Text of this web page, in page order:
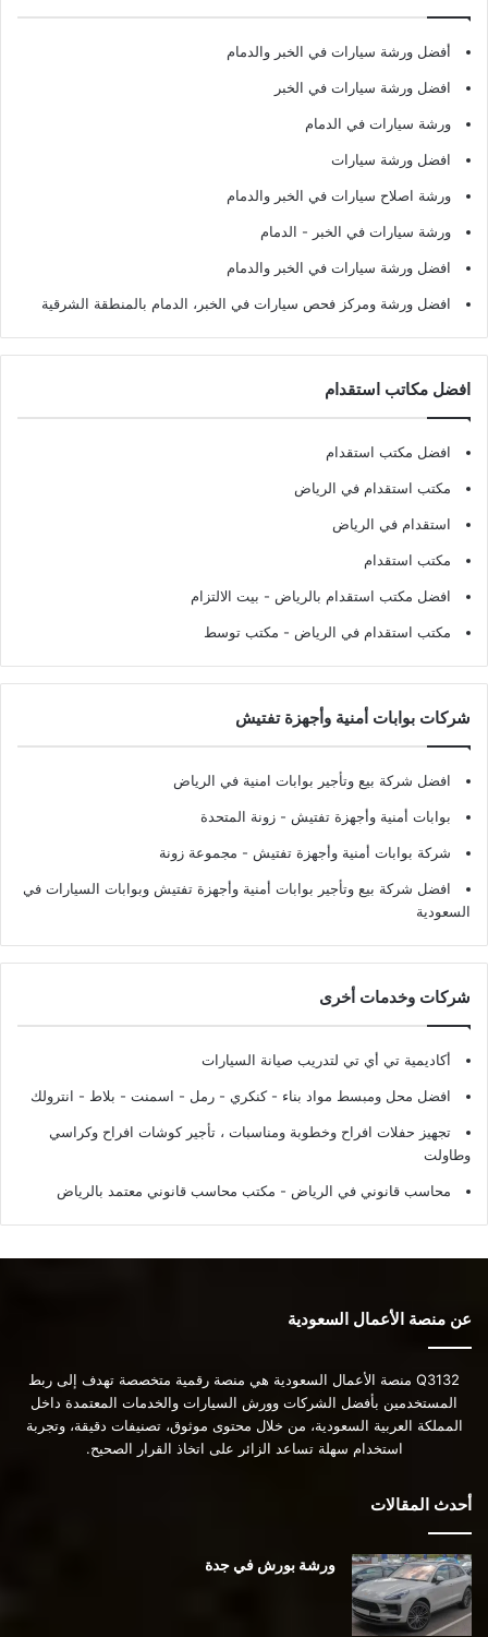
أفضل ورشة سيارات في الخبر والدمام
افضل ورشة سيارات في الخبر
ورشة سيارات في الدمام
افضل ورشة سيارات
ورشة اصلاح سيارات في الخبر والدمام
ورشة سيارات في الخبر - الدمام
افضل ورشة سيارات في الخبر والدمام
افضل ورشة ومركز فحص سيارات في الخبر، الدمام بالمنطقة الشرقية
افضل مكاتب استقدام
افضل مكتب استقدام
مكتب استقدام في الرياض
استقدام في الرياض
مكتب استقدام
افضل مكتب استقدام بالرياض - بيت الالتزام
مكتب استقدام في الرياض - مكتب توسط
شركات بوابات أمنية وأجهزة تفتيش
افضل شركة بيع وتأجير بوابات امنية في الرياض
بوابات أمنية وأجهزة تفتيش - زونة المتحدة
شركة بوابات أمنية وأجهزة تفتيش - مجموعة زونة
افضل شركة بيع وتأجير بوابات أمنية وأجهزة تفتيش وبوابات السيارات في
السعودية
شركات وخدمات أخرى
أكاديمية تي أي تي لتدريب صيانة السيارات
افضل محل ومبسط مواد بناء - كنكري - رمل - اسمنت - بلاط - انترولك
تجهيز حفلات افراح وخطوبة ومناسبات ، تأجير كوشات افراح وكراسي
وطاولت
محاسب قانوني في الرياض - مكتب محاسب قانوني معتمد بالرياض
عن منصة الأعمال السعودية
Q3132 منصة الأعمال السعودية هي منصة رقمية متخصصة تهدف إلى ربط
المستخدمين بأفضل الشركات وورش السيارات والخدمات المعتمدة داخل
المملكة العربية السعودية، من خلال محتوى موثوق، تصنيفات دقيقة، وتجربة
استخدام سهلة تساعد الزائر على اتخاذ القرار الصحيح.
أحدث المقالات
ورشة بورش في جدة